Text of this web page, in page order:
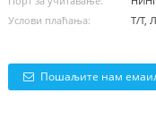
Услови плаћања:
Т/Т,
Пошаљите нам